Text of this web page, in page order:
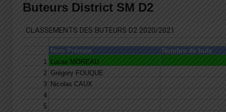
Buteurs District SM D2